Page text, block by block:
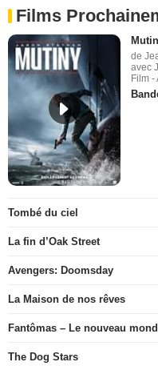
Films
de
avec
Film -
Tombé du ciel
La fin d’Oak Street
Avengers: Doomsday
La Maison de nos rêves
Fantômas – Le nouveau
The Dog Stars